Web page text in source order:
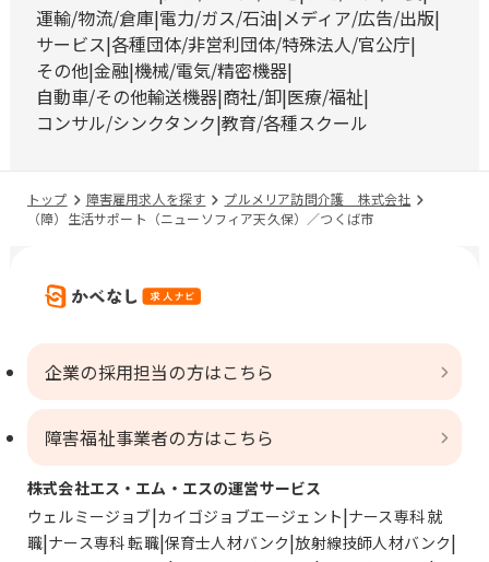
運輸/物流/倉庫 電力/ガス/石油 メディア/広告/出版
サービス 各種団体/非営利団体/特殊法人/官公庁
その他 金融 機械/電気/精密機器
自動車/その他輸送機器 商社/卸 医療/福祉
コンサル/シンクタンク 教育/各種スクール
トップ 障害雇用求人を探す
プルメリア訪問介護 株式会社
（障）生活サポート（ニューソフィア天久保）／つくば市
企業の採用担当の方はこちら
障害福祉事業者の方はこちら
株式会社エス・エム・エスの運営サービス
ウェルミージョブ カイゴジョブエージェント ナース専科 就
職 ナース専科 転職 保育士人材バンク 放射線技師人材バンク